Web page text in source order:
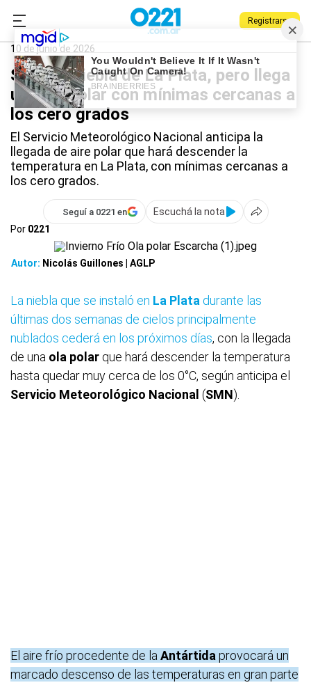
Registrarse
0221.com.ar
La Plata
10 de junio de 2026
Se va la niebla de La Plata, pero llega
una ola polar con mínimas cercanas a
los cero grados
El Servicio Meteorológico Nacional anticipa la
llegada de aire polar que hará descender la
temperatura en La Plata, con mínimas cercanas a
los cero grados.
Seguí a 0221 en
Escuchá la nota
Por 0221
Autor: Nicolás Guillones | AGLP
La niebla que se instaló en La Plata durante las
últimas dos semanas de cielos principalmente
nublados cederá en los próximos días, con la llegada
de una ola polar que hará descender la temperatura
hasta quedar muy cerca de los 0°C, según anticipa el
Servicio Meteorológico Nacional (SMN).
El aire frío procedente de la Antártida provocará un
marcado descenso de las temperaturas en gran parte